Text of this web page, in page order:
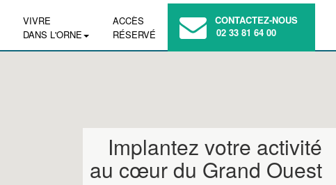
VIVRE
DANS L'ORNE
ACCÈS
RÉSERVÉ
CONTACTEZ-NOUS
02 33 81 64 00
Implantez votre activité
au cœur du Grand Ouest